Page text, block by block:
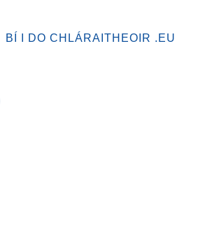
BÍ I DO CHLÁRAITHEOIR .EU